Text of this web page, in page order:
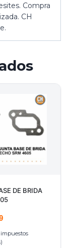
Compra
CH
DE BRIDA